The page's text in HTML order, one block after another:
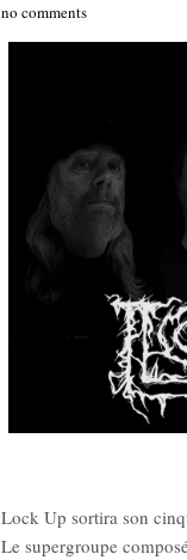
no comments
Lock Up sortira son
Le supergroupe
€